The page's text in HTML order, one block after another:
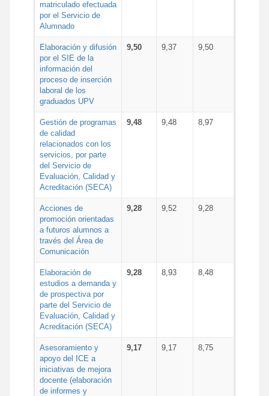
matriculado efectuada
por el Servicio de
Alumnado
Elaboración y difusión
por el SIE de la
información del
proceso de inserción
laboral de los
graduados UPV
9,50 9,37 9,50
Gestión de programas
de calidad
relacionados con los
servicios, por parte
del Servicio de
Evaluación, Calidad y
Acreditación (SECA)
9,48 9,48 8,97
Acciones de
promoción orientadas
a futuros alumnos a
través del Área de
Comunicación
9,28 9,52 9,28
Elaboración de
estudios a demanda y
de prospectiva por
parte del Servicio de
Evaluación, Calidad y
Acreditación (SECA)
9,28 8,93 8,48
Asesoramiento y
apoyo del ICE a
iniciativas de mejora
docente (elaboración
de informes y
9,17 9,17 8,75